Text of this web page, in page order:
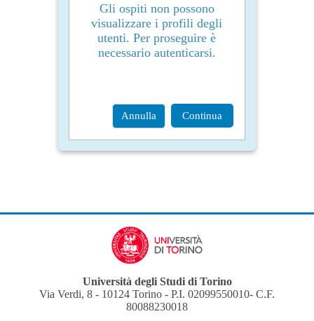
Gli ospiti non possono
visualizzare i profili degli
utenti. Per proseguire è
necessario autenticarsi.
Annulla Continua
Università degli Studi di Torino
Via Verdi, 8 - 10124 Torino - P.I. 02099550010- C.F.
80088230018